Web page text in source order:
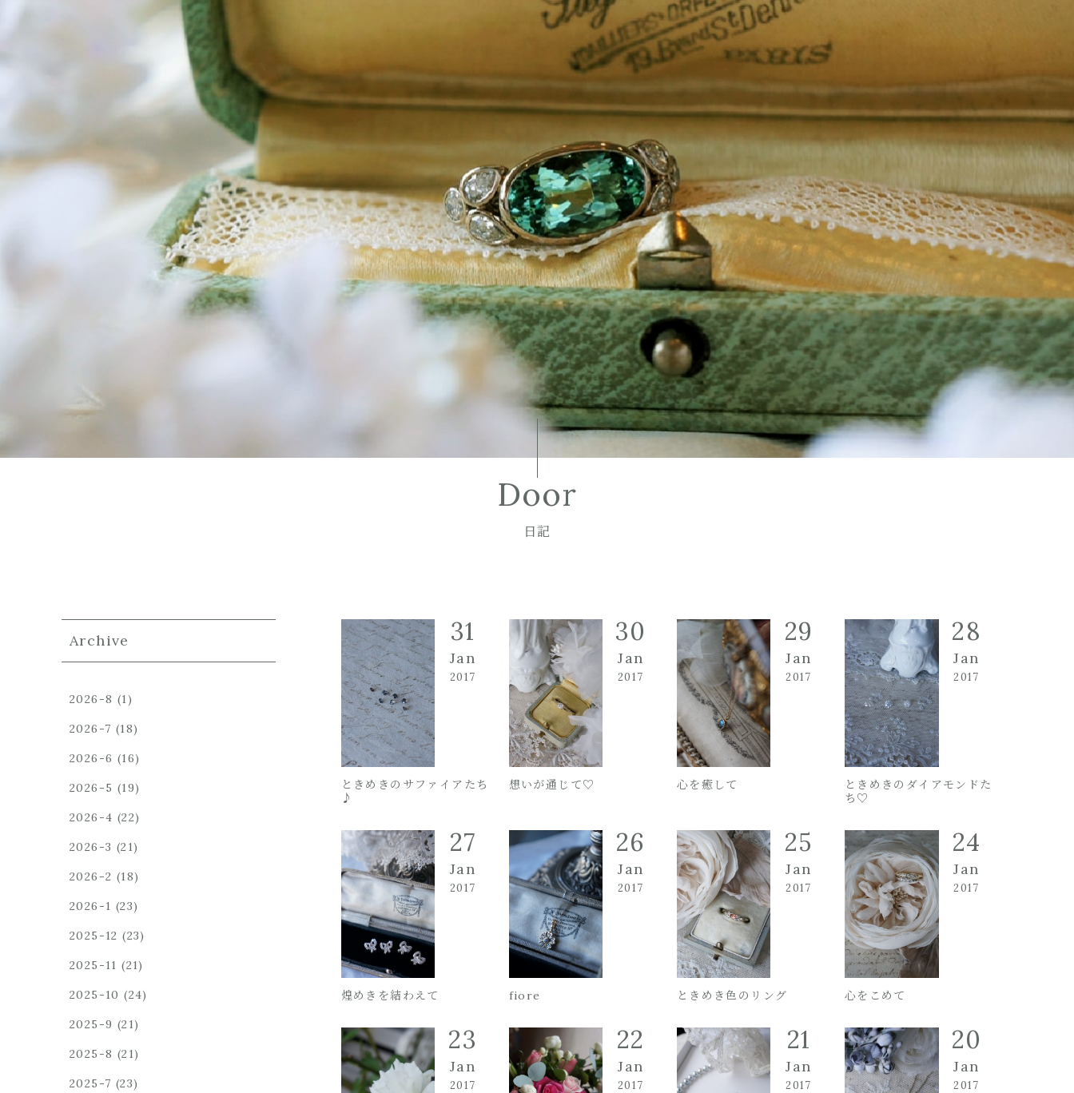
Door
日記
Archive
2026-8 (1)
2026-7 (18)
2026-6 (16)
2026-5 (19)
2026-4 (22)
2026-3 (21)
2026-2 (18)
2026-1 (23)
2025-12 (23)
2025-11 (21)
2025-10 (24)
2025-9 (21)
2025-8 (21)
2025-7 (23)
31
Jan
2017
ときめきのサファイアたち
♪
30
Jan
2017
想いが通じて♡
29
Jan
2017
心を癒して
28
Jan
2017
ときめきのダイアモンドた
ち♡
27
Jan
2017
煌めきを結わえて
26
Jan
2017
fiore
25
Jan
2017
ときめき色のリング
24
Jan
2017
心をこめて
23
Jan
2017
22
Jan
2017
21
Jan
2017
20
Jan
2017